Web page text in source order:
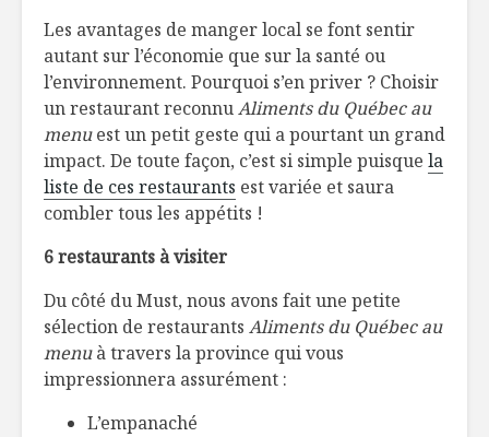
Les avantages de manger local se font sentir
autant sur l’économie que sur la santé ou
l’environnement. Pourquoi s’en priver ? Choisir
un restaurant reconnuAliments du Québec au
menuest un petit geste qui a pourtant un grand
impact. De toute façon, c’est si simple puisque la
liste de ces restaurants est variée et saura
combler tous les appétits !
6 restaurants à visiter
Du côté du Must, nous avons fait une petite
sélection de restaurants Aliments du Québec au
menuà travers la province qui vous
impressionnera assurément :
L’empanaché